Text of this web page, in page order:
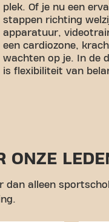
plek. Of je nu een
stappen richting
apparatuur,
een cardiozone,
wachten op je. In de
is flexibiliteit van
ONZE
dan alleen